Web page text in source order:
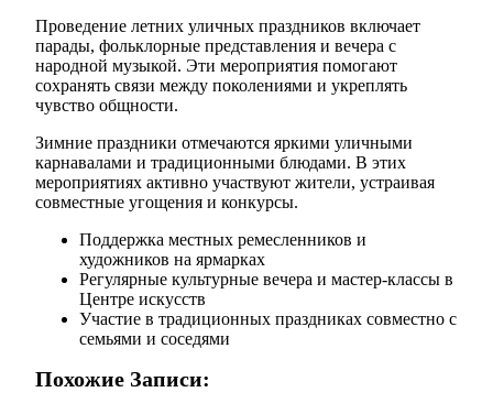
Проведение летних уличных праздников включает
парады, фольклорные представления и вечера с
народной музыкой. Эти мероприятия помогают
сохранять связи между поколениями и укреплять
чувство общности.
Зимние праздники отмечаются яркими уличными
карнавалами и традиционными блюдами. В этих
мероприятиях активно участвуют жители, устраивая
совместные угощения и конкурсы.
Поддержка местных ремесленников и
художников на ярмарках
Регулярные культурные вечера и мастер-классы в
Центре искусств
Участие в традиционных праздниках совместно с
семьями и соседями
Похожие Записи: